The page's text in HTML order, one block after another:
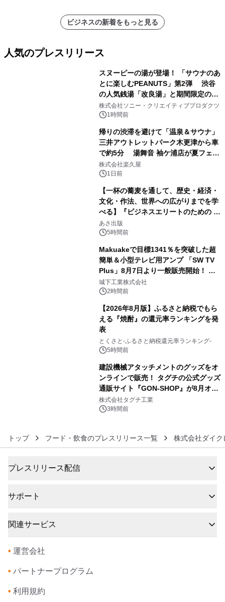
ビジネスの新着をもっと見る
人気のプレスリリース
スヌーピーの湯が登場！ 「サウナのあ
とに楽しむPEANUTS」第2弾 渋谷
の人気銭湯「改良湯」と期間限定のコ
ラボレーション サウナイキタイコラ
ボグッズも発売決定！
株式会社ソニー・クリエイティブプロダクツ
1時間前
帰りの渋滞を避けて「温泉＆サウナ」
三井アウトレットパーク木更津から車
で約5分 湯舞音 袖ケ浦店が夏フェア
メニューを提供
株式会社楽久屋
1日前
【一杯の蕎麦を通して、歴史・経済・
文化・作法、世界への広がりまでを学
べる】『ビジネスエリートのための 教
養としての蕎麦』2026年8月25日
（火）発売
あさ出版
5時間前
Makuakeで目標1341％を突破した超
簡単＆小型テレビ用アンプ 「SW TV
Plus」8月7日より一般販売開始！ ケ
ーブル1本つなぐだけ、テレビの音が
ぐっと豊かに
城下工業株式会社
2時間前
【2026年8月版】ふるさと納税でもら
える『焼酎』の還元率ランキングを発
表
とくさと-ふるさと納税還元率ランキング-
5時間前
建設機械アタッチメントのグッズをオ
ンラインで販売！ タグチの公式グッズ
通販サイト『GON-SHOP』が8月オー
プン
株式会社タグチ工業
3時間前
トップ フード・飲食のプレスリリース一覧 株式会社ダイ
プレスリリース配信
サポート
関連サービス
• 運営会社
• パートナープログラム
• 利用規約